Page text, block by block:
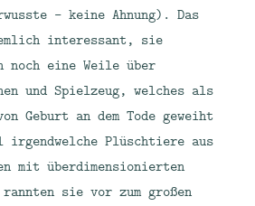
– keine Ahnung). Das
interessant, sie
eine Weile über
und Spielzeug, welches als
Geburt an dem Tode geweiht
Plüschtiere aus
mit überdimensionierten
rannten sie vor zum großen